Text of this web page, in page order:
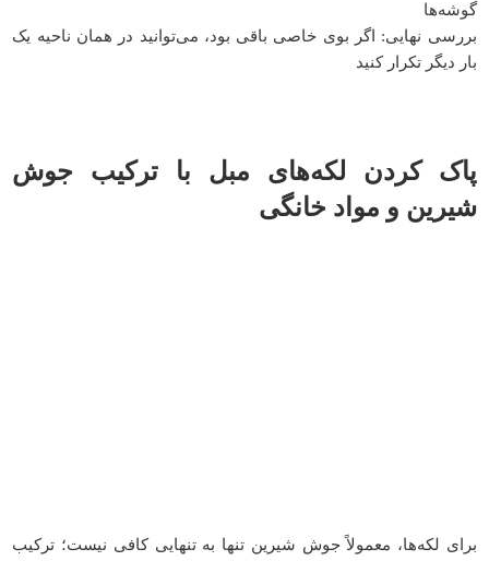
گوشه‌ها
بررسی نهایی: اگر بوی خاصی باقی بود، می‌توانید در همان ناحیه یک
بار دیگر تکرار کنید
پاک کردن لکه‌های مبل با ترکیب جوش
شیرین و مواد خانگی
برای لکه‌ها، معمولاً جوش شیرین تنها به تنهایی کافی نیست؛ ترکیب